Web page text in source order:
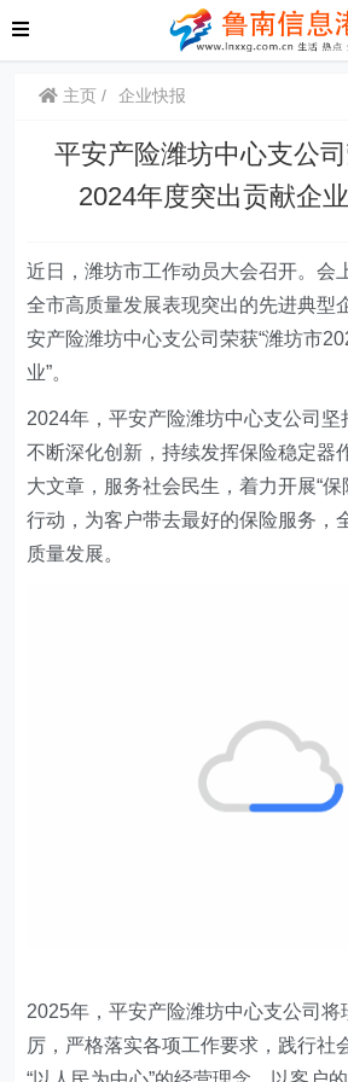
主页 企业快报
平安产险潍坊中心支公
2024年度突出贡献企
近日，潍坊市工作动员大会召开。会
全市高质量发展表现突出的先进典型
安产险潍坊中心支公司荣获“潍坊市
业”。
2024年，平安产险潍坊中心支公司 坚
不断深化创新 ，持续发挥保险稳定器
大文章，服务社会民生，着力开展“保
行动 ，为客户带去最好的保险服务 ，
质量发展。
2025年，平安产险潍坊中心支公司将
厉， 严格落实各项工作要求，践行社